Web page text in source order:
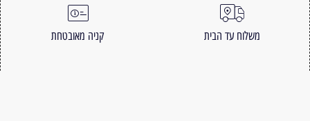
משלוח עד הבית קניה מאובטחת